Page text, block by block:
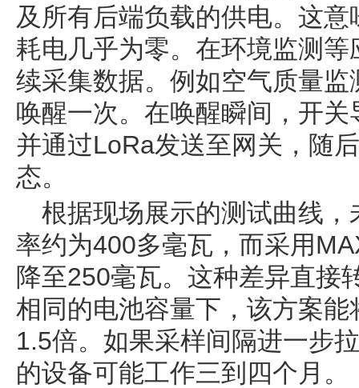
及所有后端负载的供电。这
耗电几乎为零。在环境监测
续采集数据。例如空气质量
唤醒一次。在唤醒瞬间，开
并通过LoRa发送至网关，随
态。
根据现场展示的测试曲线
率约为400多毫瓦，而采用
降至250毫瓦。这种差异直接
相同的电池容量下，该方案
1.5倍。如果采样间隔进一步
的设备可能工作三到四个月。